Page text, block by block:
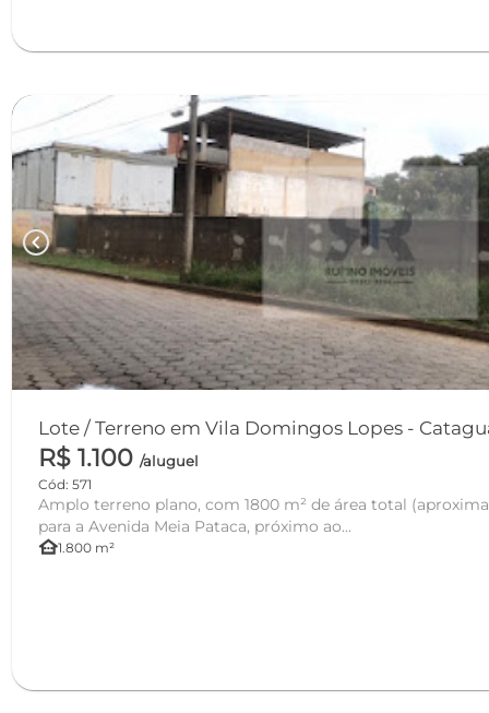
chevron_left
Lote / Terreno em Vila
R$ 1.100 /aluguel
Cód: 571
Amplo terreno plano, com 1800 m² de área total
para a Avenida Meia Pataca, próximo ao...
other_houses1.800 m²